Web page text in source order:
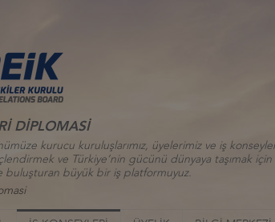
DİPLOMASİ
kurucu kuruluşlarımız, üyelerimiz ve iş
ve Türkiye’nin gücünü dünyaya taşımak
buluşturan büyük bir iş platformuyuz.